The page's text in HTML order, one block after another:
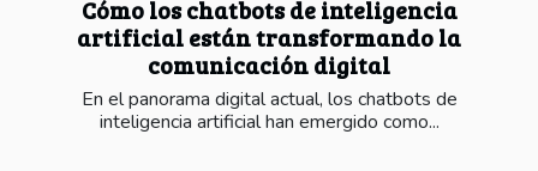
Cómo los chatbots de inteligencia
artificial están transformando la
comunicación digital
En el panorama digital actual, los chatbots de
inteligencia artificial han emergido como...